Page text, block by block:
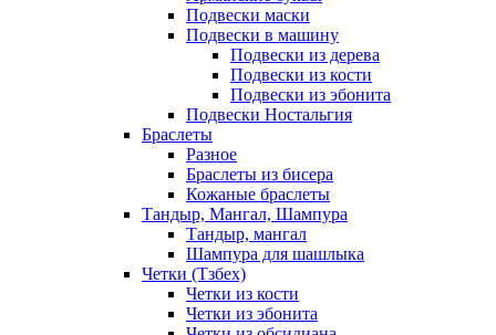
Подвески маски
Подвески в машину
Подвески из дерева
Подвески из кости
Подвески из эбонита
Подвески Ностальгия
Браслеты
Разное
Браслеты из бисера
Кожаные браслеты
Тандыр, Мангал, Шампура
Тандыр, мангал
Шампура для шашлыка
Четки (Тзбех)
Четки из кости
Четки из эбонита